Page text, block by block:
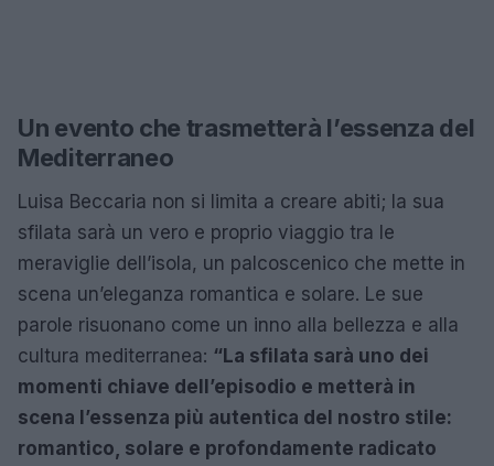
Un evento che trasmetterà l’essenza del
Mediterraneo
Luisa Beccaria non si limita a creare abiti; la sua
sfilata sarà un vero e proprio viaggio tra le
meraviglie dell’isola, un palcoscenico che mette in
scena un’eleganza romantica e solare. Le sue
parole risuonano come un inno alla bellezza e alla
cultura mediterranea: “La sfilata sarà uno dei
momenti chiave dell’episodio e metterà in
scena l’essenza più autentica del nostro stile:
romantico, solare e profondamente radicato